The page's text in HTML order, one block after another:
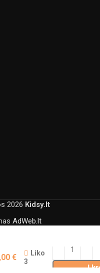
2026 Kidsy.lt
AdWeb.lt
€
Liko
3
Į